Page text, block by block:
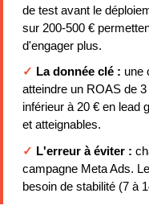
de test avant le
sur 200-500 €
d'engager plus.
✓ La donnée clé : une
atteindre un ROAS de
inférieur à 20 € en lead
et atteignables.
✓ L'erreur à éviter :
campagne Meta Ads.
besoin de stabilité (7 à